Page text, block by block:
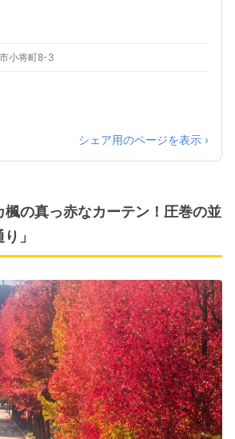
小将町8-3
シェア用のページを表示 ›
楓の真っ赤なカーテン！圧巻の並
」